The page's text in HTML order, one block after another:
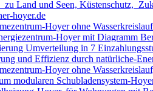
zu Land und Seen, Küstenschutz,
hoyer.de
Hoyer ohne
Hoyer mit Diagramm
Umverteilung in 7
und Effizienz durch natürliche-
Hoyer ohne
modularen Schubladensystem-